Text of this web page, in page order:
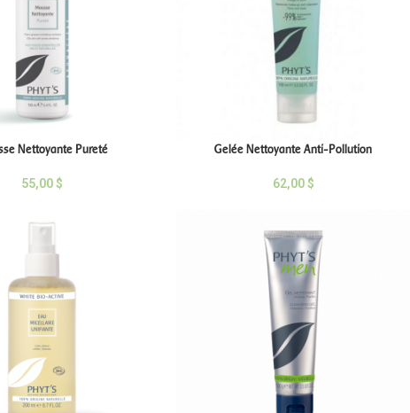
Nettoyante Pureté
55,00$
Gelée Nettoyante Anti-Pollution
62,00$